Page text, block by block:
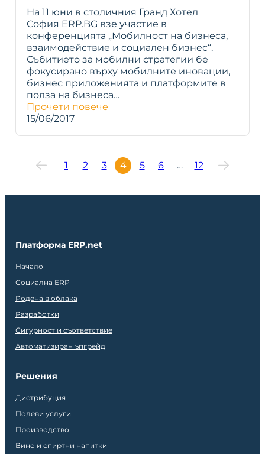
На 11 юни в столичния Гранд Хотел
София ERP.BG взе участие в
конференцията „Мобилност на бизнеса,
взаимодействие и социален бизнес“.
Събитието за мобилни стратегии бе
фокусирано върху мобилните иновации,
бизнес приложенията и платформите в
полза на бизнеса…
Прочети повече
15/06/2017
1 2 3 4 5 6 … 12
Платформа ERP.net
Начало
Социална ERP
Родена в облака
Разработки
Сигурност и съответствие
Автоматизиран ъпгрейд
Решения
Дистрибуция
Полеви услуги
Производство
Вино и спиртни напитки